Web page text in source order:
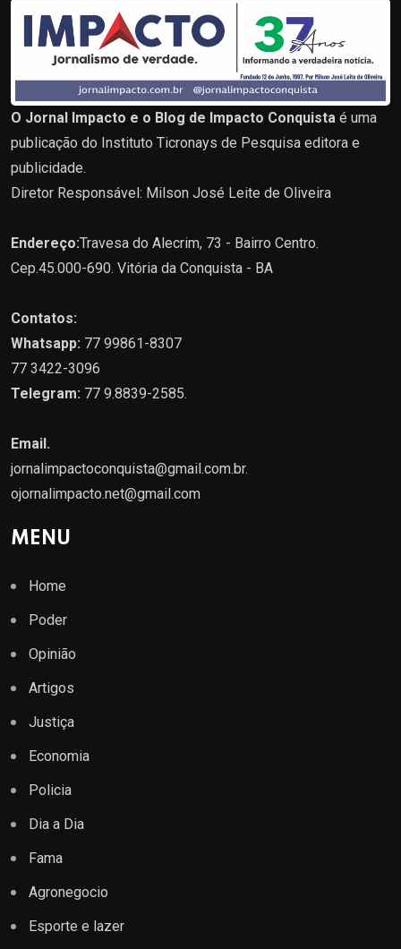
O Jornal Impacto e o Blog de Impacto Conquista é uma
publicação do Instituto Ticronays de Pesquisa editora e
publicidade.
Diretor Responsável: Milson José Leite de Oliveira
Endereço:Travesa do Alecrim, 73 - Bairro Centro.
Cep.45.000-690. Vitória da Conquista - BA
Contatos:
Whatsapp: 77 99861-8307
77 3422-3096
Telegram: 77 9.8839-2585.
Email.
jornalimpactoconquista@gmail.com.br.
ojornalimpacto.net@gmail.com
MENU
Home
Poder
Opinião
Artigos
Justiça
Economia
Policia
Dia a Dia
Fama
Agronegocio
Esporte e lazer